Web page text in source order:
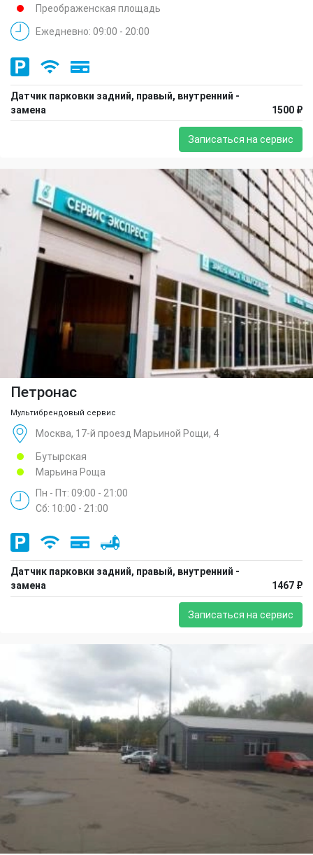
Преображенская площадь
Ежедневно: 09:00 - 20:00
Датчик парковки задний, правый, внутренний -
замена
1500 ₽
Записаться на сервис
Петронас
Мультибрендовый сервис
Москва, 17-й проезд Марьиной Рощи, 4
Бутырская
Марьина Роща
Пн - Пт: 09:00 - 21:00
Сб: 10:00 - 21:00
Датчик парковки задний, правый, внутренний -
замена
1467 ₽
Записаться на сервис